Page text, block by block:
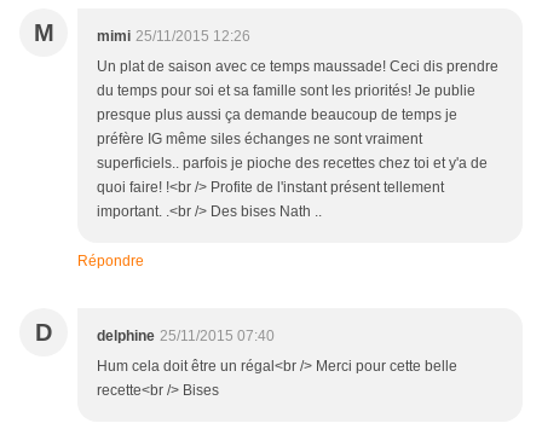
M mimi 25/11/2015 12:26
Un plat de saison avec ce temps maussade! Ceci dis prendre
du temps pour soi et sa famille sont les priorités! Je publie
presque plus aussi ça demande beaucoup de temps je
préfère IG même siles échanges ne sont vraiment
superficiels.. parfois je pioche des recettes chez toi et y'a de
quoi faire! !<br /> Profite de l'instant présent tellement
important. .<br /> Des bises Nath ..
Répondre
D delphine 25/11/2015 07:40
Hum cela doit être un régal<br /> Merci pour cette belle
recette<br /> Bises